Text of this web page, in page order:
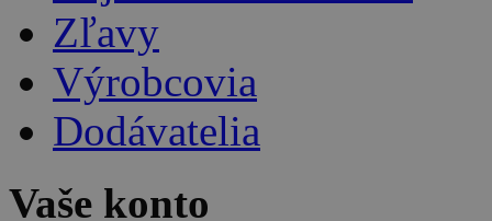
Zľavy
Výrobcovia
Dodávatelia
Vaše konto